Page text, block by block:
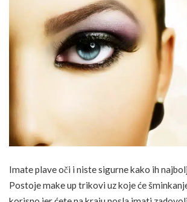
Imate plave oči i niste sigurne kako ih
Postoje make up trikovi uz koje će